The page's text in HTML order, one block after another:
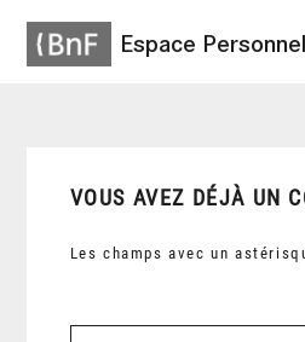
Espace Personnel
VOUS AVEZ DÉJÀ UN
Les champs avec un